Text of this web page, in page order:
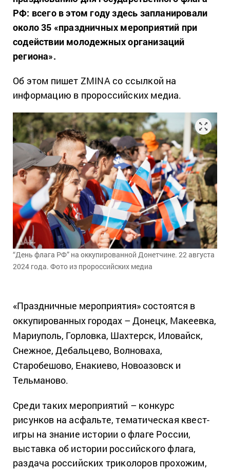
РФ: всего в этом году здесь запланировали
около 35 «праздничных мероприятий при
содействии молодежных организаций
региона».
Об этом пишет ZMINA со ссылкой на
информацию в пророссийских медиа.
“День флага РФ” на оккупированной Донетчине. 22 августа
2024 года. Фото из пророссийских медиа
«Праздничные мероприятия» состоятся в
оккупированных городах – Донецк, Макеевка,
Мариуполь, Горловка, Шахтерск, Иловайск,
Снежное, Дебальцево, Волноваха,
Старобешово, Енакиево, Новоазовск и
Тельманово.
Среди таких мероприятий – конкурс
рисунков на асфальте, тематическая квест-
игры на знание истории о флаге России,
выставка об истории российского флага,
раздача российских триколоров прохожим,